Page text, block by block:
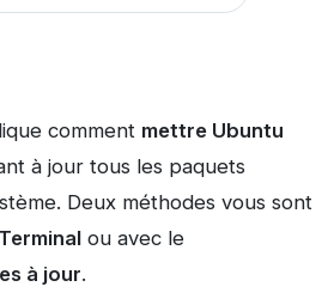
comment mettre Ubuntu
à jour tous les paquets
Deux méthodes vous sont
Terminal ou avec le
à jour.